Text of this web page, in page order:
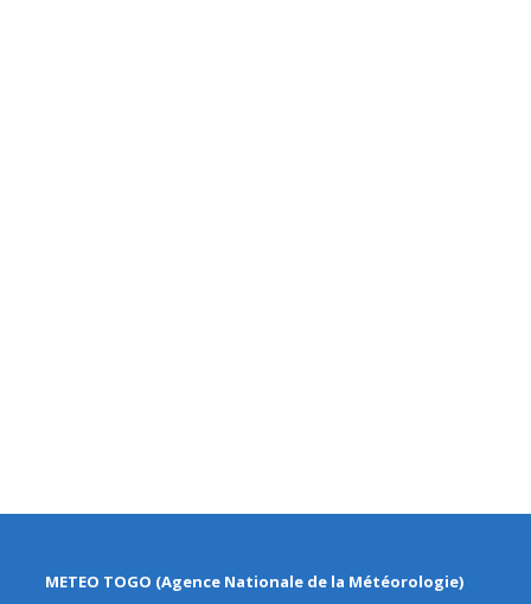
METEO TOGO (Agence Nationale de la Météorologie)